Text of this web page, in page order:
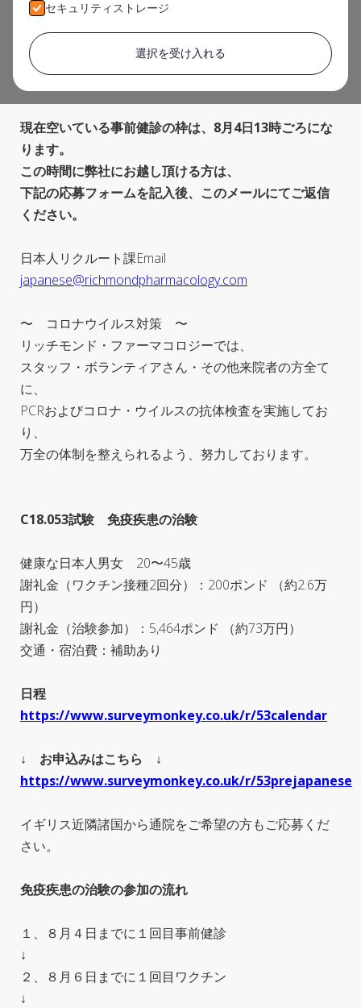
セキュリティストレージ
選択を受け入れる
Home > News >
最終案内！ 免疫疾患の治験 謝礼金：
現在空いている事前健診の枠は、8月4日13時ごろにな
ります。
この時間に弊社にお越し頂ける方は、
下記の応募フォームを記入後、このメールにてご返信
ください。
日本人リクルート課Email
japanese@richmondpharmacology.com
〜 コロナウイルス対策 〜
リッチモンド・ファーマコロジーでは、
スタッフ・ボランティアさん・その他来院者の方全て
に、
PCRおよびコロナ・ウイルスの抗体検査を実施してお
り、
万全の体制を整えられるよう、努力しております。
C18.053試験 免疫疾患の治験
健康な日本人男女 20〜45歳
謝礼金（ワクチン接種2回分）：200ポンド （約2.6万
円）
謝礼金（治験参加）：5,464ポンド （約73万円）
交通・宿泊費：補助あり
日程
https://www.surveymonkey.co.uk/r/53calendar
↓ お申込みはこちら ↓
https://www.surveymonkey.co.uk/r/53prejapanese
イギリス近隣諸国から通院をご希望の方もご応募くだ
さい。
免疫疾患の治験の参加の流れ
１、８月４日までに１回目事前健診
↓
２、８月６日までに１回目ワクチン
↓